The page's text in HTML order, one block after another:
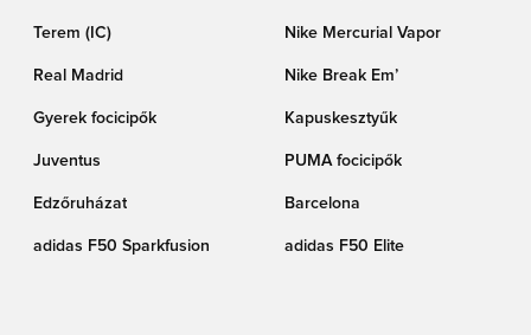
Terem (IC) Nike Mercurial Vapor
Real Madrid Nike Break Em’
Gyerek focicipők Kapuskesztyűk
Juventus PUMA focicipők
Edzőruházat Barcelona
adidas F50 Sparkfusion adidas F50 Elite